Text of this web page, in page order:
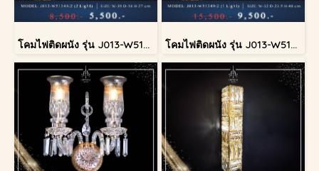
โคมไฟติดผนัง รุ่น J013-W51349/2 โคมไฟติดผนัง รุ่น J013-W51349/2